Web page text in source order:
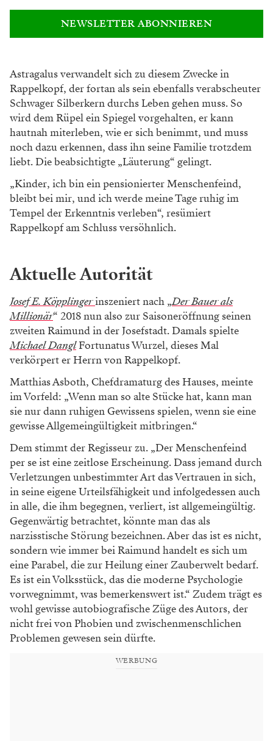
NEWSLETTER ABONNIEREN
Astragalus verwandelt sich zu diesem Zwecke in
Rappelkopf, der fortan als sein ebenfalls verabscheuter
Schwager Silberkern durchs Leben gehen muss. So
wird dem Rüpel ein Spiegel vorgehalten, er kann
hautnah miterleben, wie er sich benimmt, und muss
noch dazu erkennen, dass ihn seine Familie trotzdem
liebt. Die beabsichtigte „Läuterung“ gelingt.
„Kinder, ich bin ein pensionierter Menschenfeind,
bleibt bei mir, und ich werde meine Tage ruhig im
Tempel der Erkenntnis verleben“, resümiert
Rappelkopf am Schluss versöhnlich.
Aktuelle Autorität
Josef E. Köpplingerinszeniert nach „Der Bauer als
Millionär“ 2018 nun also zur Saisoneröffnung seinen
zweiten Raimund in der Josefstadt. Damals spielte
Michael DanglFortunatus Wurzel, dieses Mal
verkörpert er Herrn von Rappelkopf.
Matthias Asboth, Chefdramaturg des Hauses, meinte
im Vorfeld: „Wenn man so alte Stücke hat, kann man
sie nur dann ruhigen Gewissens spielen, wenn sie eine
gewisse Allgemeingültigkeit mitbringen.“
Dem stimmt der Regisseur zu. „Der Menschenfeind
per se ist eine zeitlose Erscheinung. Dass jemand durch
Verletzungen unbestimmter Art das Vertrauen in sich,
in seine eigene Urteilsfähigkeit und infolgedessen auch
in alle, die ihm begegnen, verliert, ist allgemeingültig.
Gegenwärtig betrachtet, könnte man das als
narzisstische Störung bezeichnen. Aber das ist es nicht,
sondern wie immer bei Raimund handelt es sich um
eine Parabel, die zur Heilung einer Zauberwelt bedarf.
Es ist ein Volksstück, das die moderne Psychologie
vorwegnimmt, was bemerkenswert ist.“ Zudem trägt es
wohl gewisse autobiografische Züge des Autors, der
nicht frei von Phobien und zwischenmenschlichen
Problemen gewesen sein dürfte.
WERBUNG